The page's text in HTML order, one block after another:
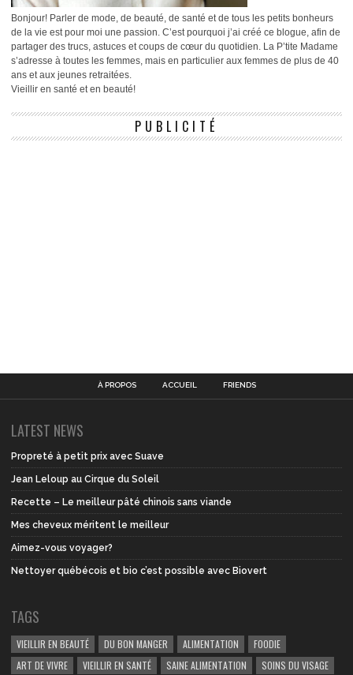
Bonjour! Parler de mode, de beauté, de santé et de tous les petits bonheurs
de la vie est pour moi une passion. C’est pourquoi j’ai créé ce blogue, afin de
partager des trucs, astuces et coups de cœur du quotidien. La P’tite Madame
s’adresse à toutes les femmes, mais en particulier aux femmes de plus de 40
ans et aux jeunes retraitées.
Vieillir en santé et en beauté!
PUBLICITÉ
À PROPOS ACCUEIL FRIENDS
LATEST NEWS
Propreté à petit prix avec Suave
Jean Leloup au Cirque du Soleil
Recette – Le meilleur pâté chinois sans viande
Mes cheveux méritent le meilleur
Aimez-vous voyager?
Nettoyer québécois et bio c’est possible avec Biovert
TAGS
VIEILLIR EN BEAUTÉ DU BON MANGER ALIMENTATION
FOODIE
ART DE VIVRE
VIEILLIR EN SANTÉ SAINE ALIMENTATION SOINS DU VISAGE